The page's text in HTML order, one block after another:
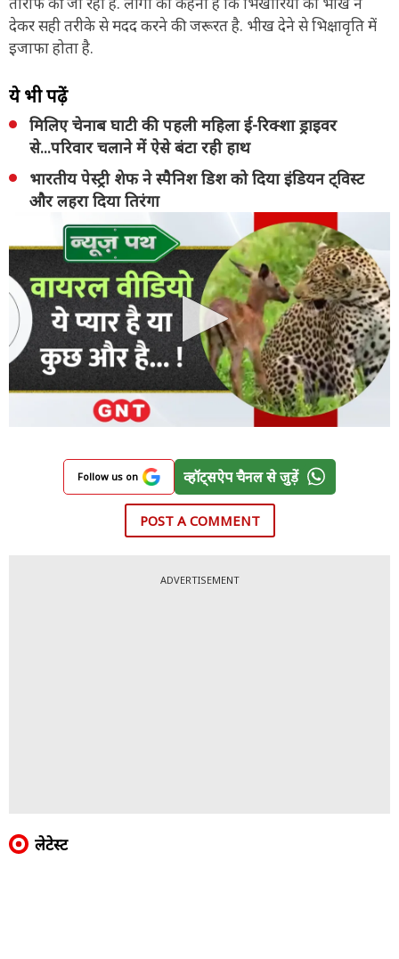
देकर सही तरीके से मदद करने की जरूरत है. भीख देने से भिक्षावृति में
इजाफा होता है.
ये भी पढ़ें
मिलिए चेनाब घाटी की पहली महिला ई-रिक्शा ड्राइवर
से...परिवार चलाने में ऐसे बंटा रही हाथ
भारतीय पेस्ट्री शेफ ने स्पैनिश डिश को दिया इंडियन ट्विस्ट
और लहरा दिया तिरंगा
Follow us on व्हॉट्सऐप चैनल से जुड़ें
POST A COMMENT
ADVERTISEMENT
लेटेस्ट